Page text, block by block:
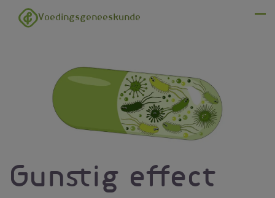
Overslaan en naar de inhoud gaan
Voedingsgeneeskunde
Gunstig effect